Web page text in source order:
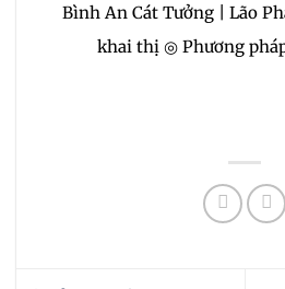
Bình An Cát Tưởng | Lão
khai thị ◎ Phương